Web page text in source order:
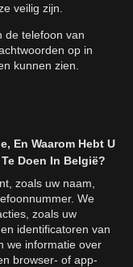
veilig zijn.
de telefoon van
op in
kunnen zien.
En Waarom Hebt U
Doen In België?
zoals uw naam,
We
zoals uw
identificatoren van
we informatie over
browser- of app-